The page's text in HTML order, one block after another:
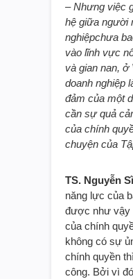
– Nhưng việc
hệ giữa người
nghiệpchưa
vào lĩnh vực
và gian nan, ở
doanh nghiệp
đảm của một
cần sự quả
của chính
chuyện của
TS. Nguyễn
năng lực của
được như vậy
của chính
không có sự
chính quyền
công. Bởi vì